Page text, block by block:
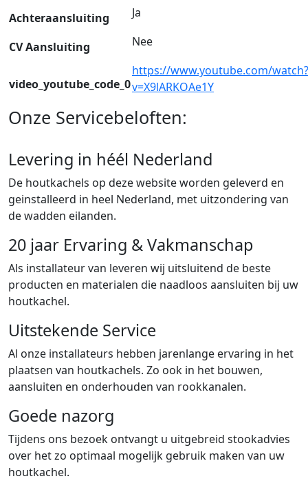
Achteraansluiting Ja
CV Aansluiting Nee
video_youtube_code_0
https://www.youtube.com/watch?
v=X9lARKOAe1Y
Onze Servicebeloften:
Levering in héél Nederland
De houtkachels op deze website worden geleverd en
geinstalleerd in heel Nederland, met uitzondering van
de wadden eilanden.
20 jaar Ervaring & Vakmanschap
Als installateur van leveren wij uitsluitend de beste
producten en materialen die naadloos aansluiten bij uw
houtkachel.
Uitstekende Service
Al onze installateurs hebben jarenlange ervaring in het
plaatsen van houtkachels. Zo ook in het bouwen,
aansluiten en onderhouden van rookkanalen.
Goede nazorg
Tijdens ons bezoek ontvangt u uitgebreid stookadvies
over het zo optimaal mogelijk gebruik maken van uw
houtkachel.